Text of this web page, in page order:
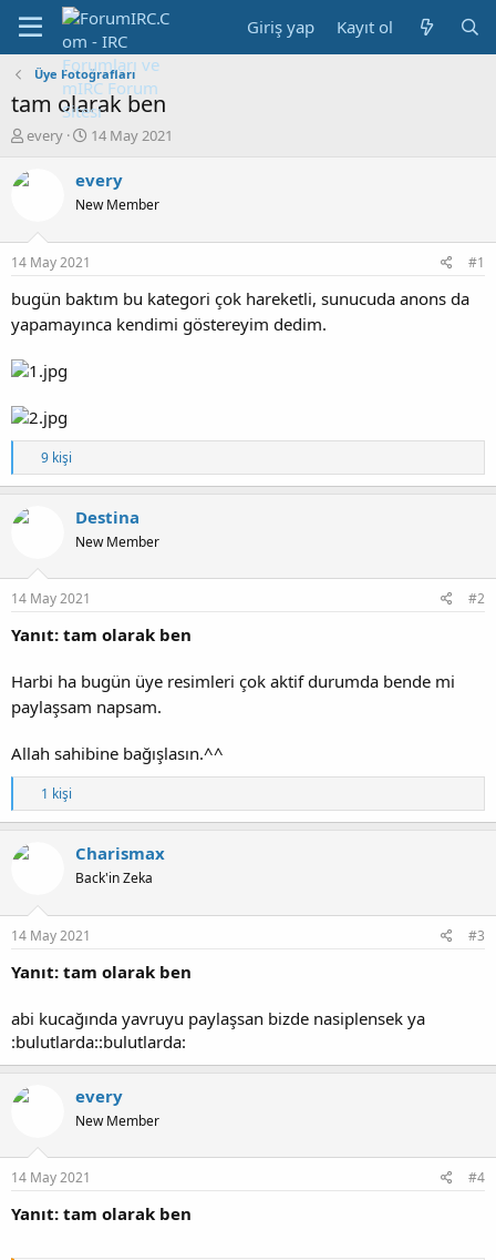
Giriş yap Kayıt ol
Üye Fotoğrafları
tam olarak ben
K
n
u
b
a
l
t
n
every
B
ş
a
ç
a
14 May 2021
every
New Member
14 May 2021 #1
bugün baktım bu kategori çok hareketli, sunucuda anons da
yapamayınca kendimi göstereyim dedim.
T
e
p
r
:
9 kişi
Destina
New Member
14 May 2021 #2
Yanıt: tam olarak ben
Harbi ha bugün üye resimleri çok aktif durumda bende mi
paylaşsam napsam.
Allah sahibine bağışlasın.^^
T
e
p
r
:
1 kişi
Charismax
Back'in Zeka
14 May 2021 #3
Yanıt: tam olarak ben
abi kucağında yavruyu paylaşsan bizde nasiplensek ya
:bulutlarda::bulutlarda:
every
New Member
14 May 2021 #4
Yanıt: tam olarak ben